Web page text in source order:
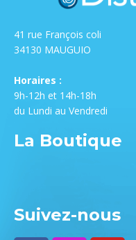
41 rue François coli
34130 MAUGUIO
Horaires :
9h-12h et 14h-18h
du Lundi au Vendredi
La Boutique
Suivez-nous